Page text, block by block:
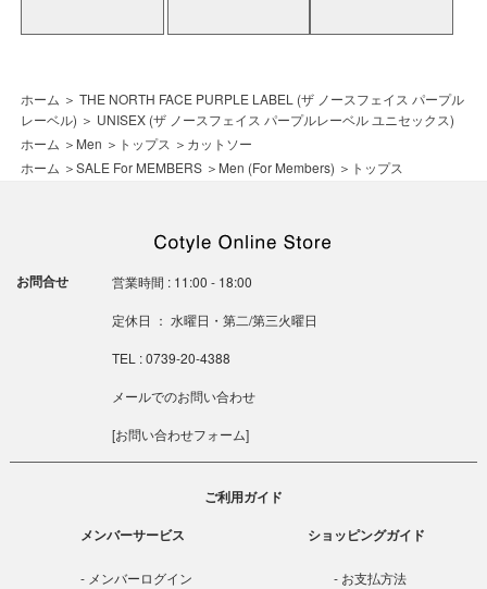
ホーム ＞ THE NORTH FACE PURPLE LABEL (ザ ノースフェイス パープル
レーベル) ＞ UNISEX (ザ ノースフェイス パープルレーベル ユニセックス)
ホーム ＞ Men ＞ トップス ＞ カットソー
ホーム ＞SALE For MEMBERS ＞ Men (For Members) ＞ トップス
お問合せ 営業時間 : 11:00 - 18:00
定休日 ： 水曜日・第二/第三火曜日
TEL : 0739-20-4388
メールでのお問い合わせ
[お問い合わせフォーム]
ご利用ガイド
メンバーサービス
メンバーログイン
ショッピングガイド
お支払方法